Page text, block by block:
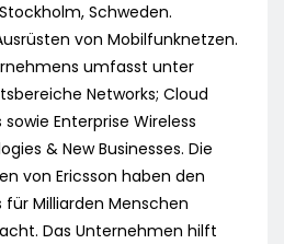
Schweden.
von Mobilfunknetzen.
umfasst unter
Networks; Cloud
Enterprise Wireless
& New Businesses. Die
von Ericsson haben den
Milliarden Menschen
Das Unternehmen hilft